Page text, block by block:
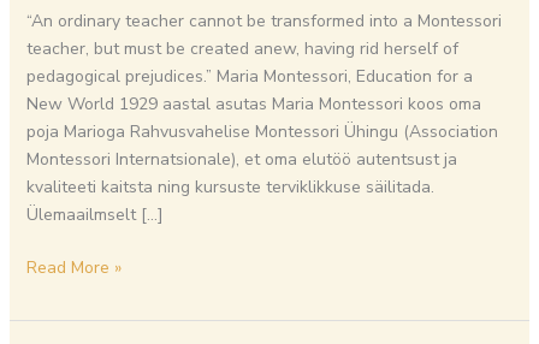
“An ordinary teacher cannot be transformed into a Montessori
teacher, but must be created anew, having rid herself of
pedagogical prejudices.” Maria Montessori, Education for a
New World 1929 aastal asutas Maria Montessori koos oma
poja Marioga Rahvusvahelise Montessori Ühingu (Association
Montessori Internatsionale), et oma elutöö autentsust ja
kvaliteeti kaitsta ning kursuste terviklikkuse säilitada.
Ülemaailmselt […]
Read More »